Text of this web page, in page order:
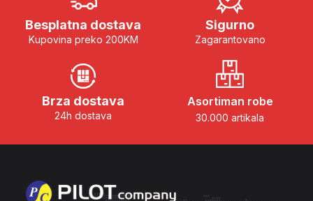
Besplatna dostava
Kupovina preko 200KM
Sigurno
Zagarantovano
Brza dostava
24h dostava
Asortiman robe
30.000 artikala